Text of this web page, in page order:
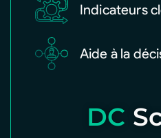
Indicateurs
Aide à la
DC